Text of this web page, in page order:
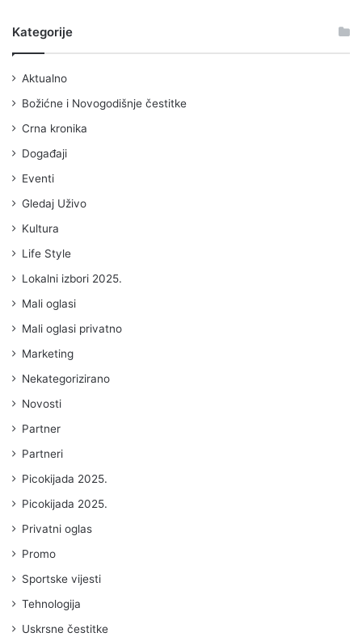
Kategorije
Aktualno
Božićne i Novogodišnje čestitke
Crna kronika
Događaji
Eventi
Gledaj Uživo
Kultura
Life Style
Lokalni izbori 2025.
Mali oglasi
Mali oglasi privatno
Marketing
Nekategorizirano
Novosti
Partner
Partneri
Picokijada 2025.
Picokijada 2025.
Privatni oglas
Promo
Sportske vijesti
Tehnologija
Uskrsne čestitke